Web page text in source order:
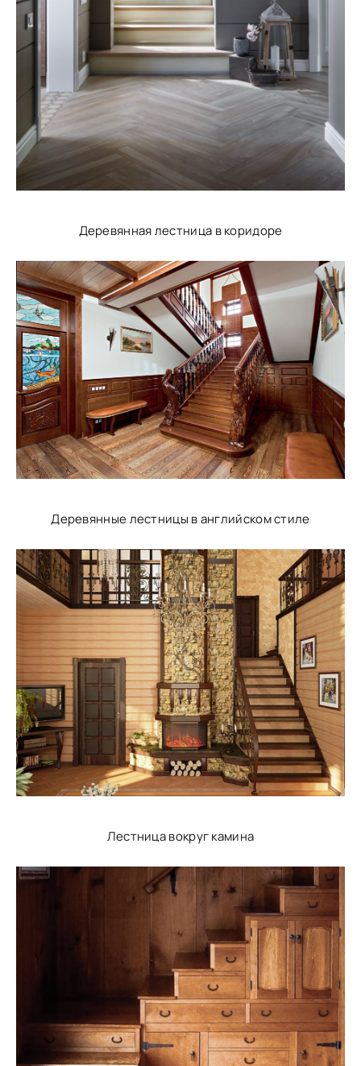
Деревянная лестница в коридоре
Деревянные лестницы в английском стиле
Лестница вокруг камина